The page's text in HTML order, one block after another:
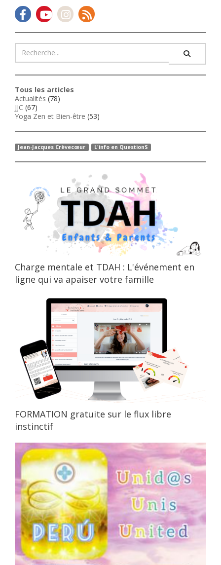
Tous les articles
Actualités (78)
JJC (67)
Yoga Zen et Bien-être (53)
Jean-Jacques Crèvecœur L'info en QuestionS
Charge mentale et TDAH : L'événement en
ligne qui va apaiser votre famille
FORMATION gratuite sur le flux libre
instinctif